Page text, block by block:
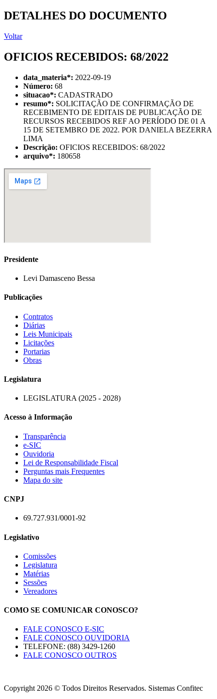
DETALHES DO DOCUMENTO
Voltar
OFICIOS RECEBIDOS: 68/2022
data_materia*: 2022-09-19
Número: 68
situacao*: CADASTRADO
resumo*: SOLICITAÇÃO DE CONFIRMAÇÃO DE
RECEBIMENTO DE EDITAIS DE PUBLICAÇÃO DE
RECURSOS RECEBIDOS REF AO PERÍODO DE 01 A
15 DE SETEMBRO DE 2022. POR DANIELA BEZERRA
LIMA
Descrição: OFICIOS RECEBIDOS: 68/2022
arquivo*: 180658
Presidente
Levi Damasceno Bessa
Publicações
Contratos
Diárias
Leis Municipais
Licitações
Portarias
Obras
Legislatura
LEGISLATURA (2025 - 2028)
Acesso à Informação
Transparência
e-SIC
Ouvidoria
Lei de Responsabilidade Fiscal
Perguntas mais Frequentes
Mapa do site
CNPJ
69.727.931/0001-92
Legislativo
Comissões
Legislatura
Matérias
Sessões
Vereadores
COMO SE COMUNICAR CONOSCO?
FALE CONOSCO E-SIC
FALE CONOSCO OUVIDORIA
TELEFONE: (88) 3429-1260
FALE CONOSCO OUTROS
Copyright 2026 © Todos Direitos Reservados. Sistemas Confitec